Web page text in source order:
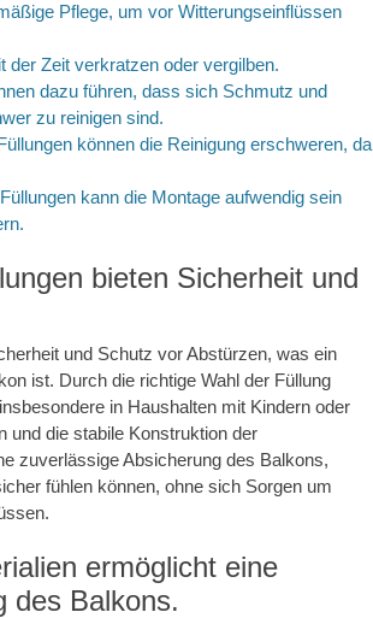
Pflege, um vor Witterungseinflüssen
der Zeit verkratzen oder vergilben.
dazu führen, dass sich Schmutz und
zu reinigen sind.
können die Reinigung erschweren, da
kann die Montage aufwendig sein
bieten Sicherheit und
und Schutz vor Abstürzen, was ein
ist. Durch die richtige Wahl der Füllung
in Haushalten mit Kindern oder
und die stabile Konstruktion der
zuverlässige Absicherung des Balkons,
fühlen können, ohne sich Sorgen um
ermöglicht eine
des Balkons.